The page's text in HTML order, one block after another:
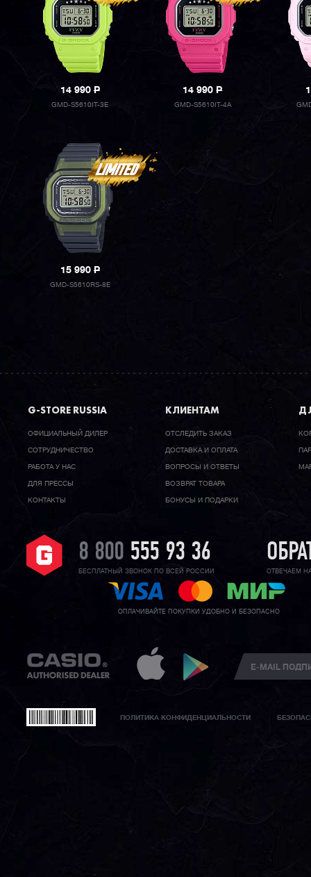
14 990P
GMD-S5610IT-3E
14 990P
GMD-S5610IT-4A
15 990P
GMD-S5610RS-8E
G-STORE RUSSIA
ОФИЦИАЛЬНЫЙ ДИЛЕР
CОТРУДНИЧЕСТВО
РАБОТА У НАС
ДЛЯ ПРЕССЫ
КОНТАКТЫ
КЛИЕНТАМ
ОТСЛЕДИТЬ ЗАКАЗ
ДОСТАВКА И ОПЛАТА
ВОПРОСЫ И ОТВЕТЫ
ВОЗВРАТ ТОВАРА
БОНУСЫ И ПОДАРКИ
8 800 555 93 36
БЕСПЛАТНЫЙ ЗВОНОК ПО ВСЕЙ РОССИИ ОТВЕЧАЕМ
ОПЛАЧИВАЙТЕ ПОКУПКИ УДОБНО И БЕЗОПАСНО
ПОЛИТИКА КОНФИДЕНЦИАЛЬНОСТИ